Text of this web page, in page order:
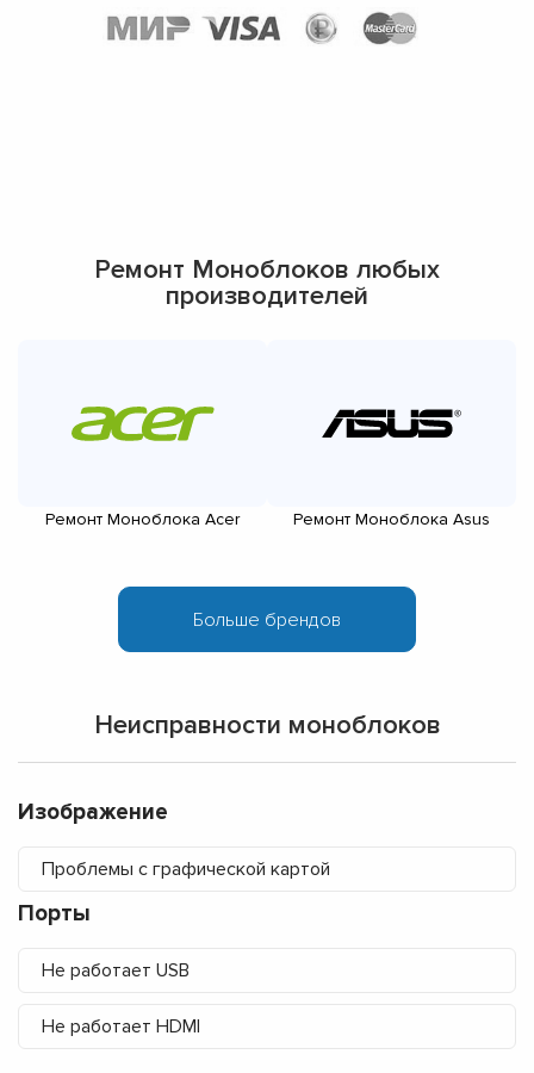
Ремонт Моноблоков любых
производителей
Ремонт Моноблока Acer Ремонт Моноблока Asus
Неисправности моноблоков
Изображение
Проблемы с графической картой
Порты
Не работает USB
Не работает HDMI